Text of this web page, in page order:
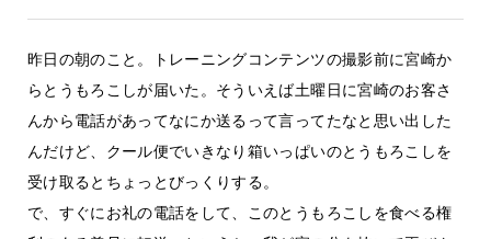
昨日の朝のこと。トレーニングコンテンツの撮影前に宮崎か
らとうもろこしが届いた。そういえば土曜日に宮崎のお客さ
んから電話があってなにか送るって言ってたなと思い出した
んだけど、クール便でいきなり箱いっぱいのとうもろこしを
受け取るとちょっとびっくりする。
で、すぐにお礼の電話をして、このとうもろこしを食べる権